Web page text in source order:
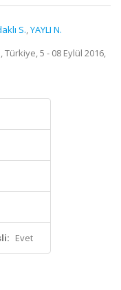
S.,YAYLI N.
5 - 08 Eylül 2016,
Evet